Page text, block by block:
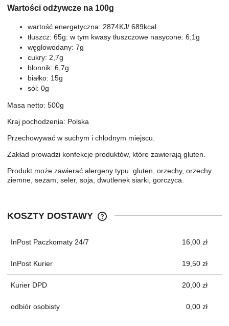
Wartości odżywcze na 100g
wartość energetyczna: 2874KJ/ 689kcal
tłuszcz: 65g: w tym kwasy tłuszczowe nasycone: 6,1g
węglowodany: 7g
cukry: 2,7g
błonnik: 6,7g
białko: 15g
sól: 0g
Masa netto: 500g
Kraj pochodzenia: Polska
Przechowywać w suchym i chłodnym miejscu.
Zakład prowadzi konfekcje produktów, które zawierają gluten.
Produkt może zawierać alergeny typu: gluten, orzechy, orzechy
ziemne, sezam, seler, soja, dwutlenek siarki, gorczyca.
KOSZTY DOSTAWY
InPost Paczkomaty 24/7 16,00 zł
InPost Kurier 19,50 zł
Kurier DPD 20,00 zł
odbiór osobisty 0,00 zł